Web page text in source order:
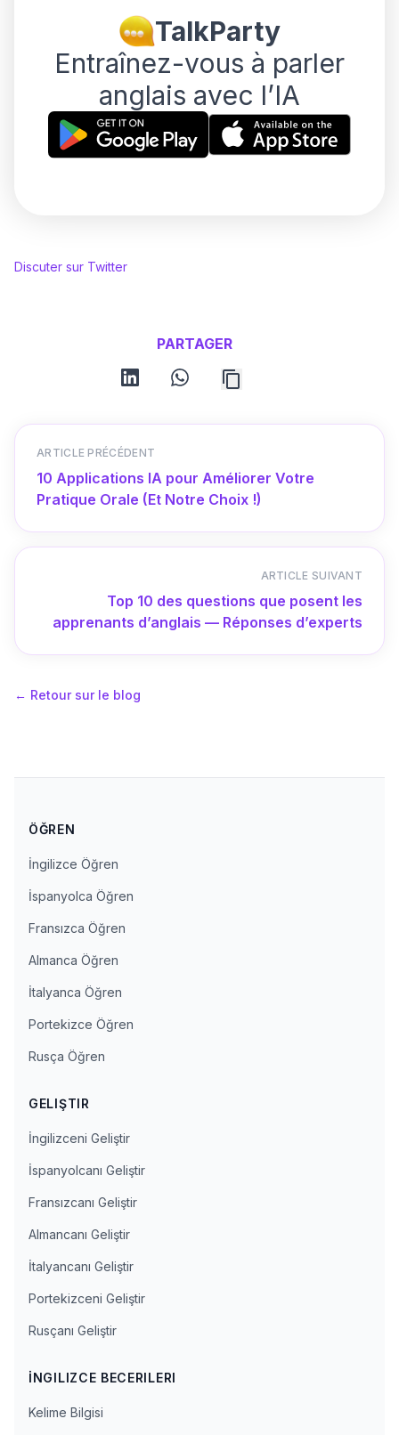
TalkParty
Entraînez-vous à parler
anglais avec l’IA
Discuter sur Twitter
PARTAGER
linkedin whatsapp
ARTICLE PRÉCÉDENT
10 Applications IA pour Améliorer Votre
Pratique Orale (Et Notre Choix !)
ARTICLE SUIVANT
Top 10 des questions que posent les
apprenants d’anglais — Réponses d’experts
← Retour sur le blog
ÖĞREN
İngilizce Öğren
İspanyolca Öğren
Fransızca Öğren
Almanca Öğren
İtalyanca Öğren
Portekizce Öğren
Rusça Öğren
GELIŞTIR
İngilizceni Geliştir
İspanyolcanı Geliştir
Fransızcanı Geliştir
Almancanı Geliştir
İtalyancanı Geliştir
Portekizceni Geliştir
Rusçanı Geliştir
İNGILIZCE BECERILERI
Kelime Bilgisi